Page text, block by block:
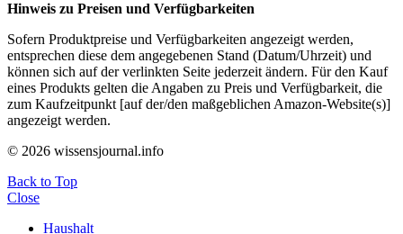
Hinweis zu Preisen und Verfügbarkeiten
Sofern Produktpreise und Verfügbarkeiten angezeigt werden,
entsprechen diese dem angegebenen Stand (Datum/Uhrzeit) und
können sich auf der verlinkten Seite jederzeit ändern. Für den Kauf
eines Produkts gelten die Angaben zu Preis und Verfügbarkeit, die
zum Kaufzeitpunkt [auf der/den maßgeblichen Amazon-Website(s)]
angezeigt werden.
© 2026 wissensjournal.info
Back to Top
Close
Haushalt